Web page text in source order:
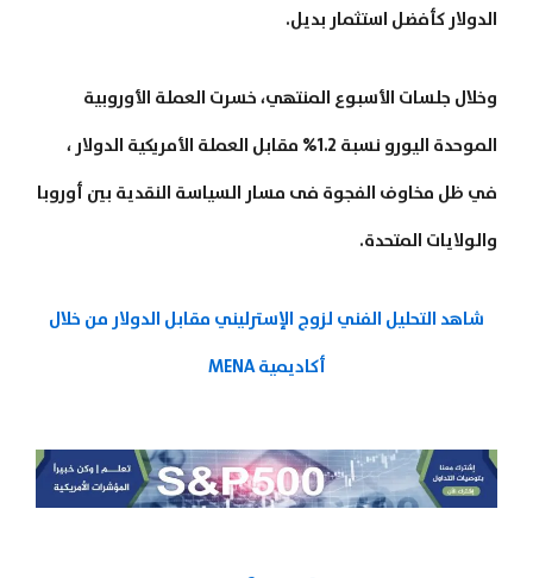
الدولار كأفضل استثمار بديل.
وخلال جلسات الأسبوع المنتهي، خسرت العملة الأوروبية
الموحدة اليورو نسبة 1.2% مقابل العملة الأمريكية الدولار ،
في ظل مخاوف الفجوة فى مسار السياسة النقدية بين أوروبا
والولايات المتحدة.
شاهد التحليل الفني لزوج الإسترليني مقابل الدولار من خلال
أكاديمية MENA